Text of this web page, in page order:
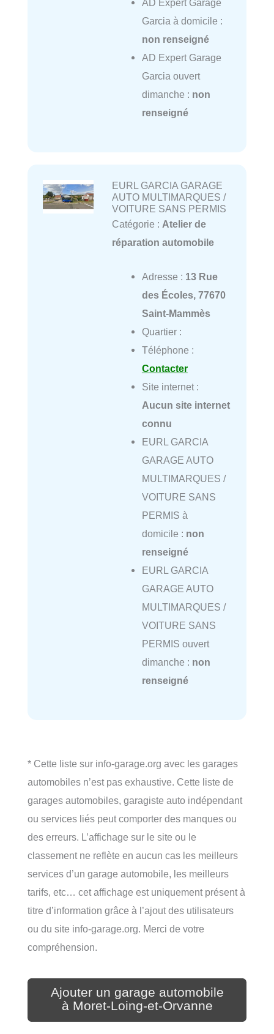
AD Expert Garage
Garcia à domicile :
non renseigné
AD Expert Garage
Garcia ouvert
dimanche : non
renseigné
EURL GARCIA GARAGE
AUTO MULTIMARQUES /
VOITURE SANS PERMIS
Catégorie : Atelier de
réparation automobile
Adresse : 13 Rue
des Écoles, 77670
Saint-Mammès
Quartier :
Téléphone :
Contacter
Site internet :
Aucun site internet
connu
EURL GARCIA
GARAGE AUTO
MULTIMARQUES /
VOITURE SANS
PERMIS à
domicile : non
renseigné
EURL GARCIA
GARAGE AUTO
MULTIMARQUES /
VOITURE SANS
PERMIS ouvert
dimanche : non
renseigné
* Cette liste sur info-garage.org avec les garages
automobiles n’est pas exhaustive. Cette liste de
garages automobiles, garagiste auto indépendant
ou services liés peut comporter des manques ou
des erreurs. L’affichage sur le site ou le
classement ne reflète en aucun cas les meilleurs
services d’un garage automobile, les meilleurs
tarifs, etc… cet affichage est uniquement présent à
titre d’information grâce à l’ajout des utilisateurs
ou du site info-garage.org. Merci de votre
compréhension.
Ajouter un garage automobile
à Moret-Loing-et-Orvanne